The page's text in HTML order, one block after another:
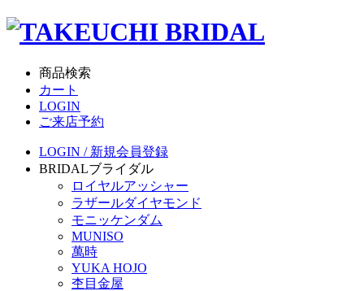
商品検索
カート
LOGIN
ご来店予約
LOGIN / 新規会員登録
BRIDALブライダル
ロイヤルアッシャー
ラザールダイヤモンド
モニッケンダム
MUNISO
萬時
YUKA HOJO
杢目金屋